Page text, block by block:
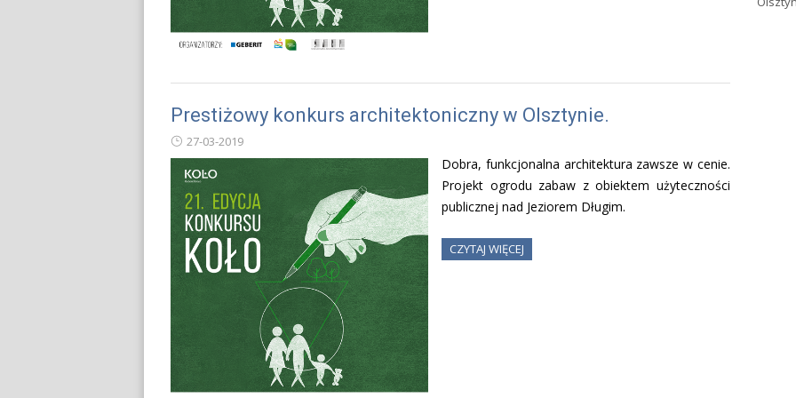
Prestiżowy konkurs architektoniczny w Olsztynie.
27-03-2019
Dobra, funkcjonalna architektura zawsze w cenie.
Projekt ogrodu zabaw z obiektem użyteczności
publicznej nad Jeziorem Długim.
CZYTAJ WIĘCEJ